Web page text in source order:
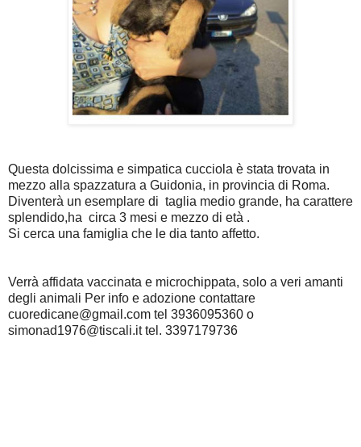
Questa dolcissima e simpatica cucciola è stata trovata in
mezzo alla spazzatura a Guidonia, in provincia di Roma.
Diventerà un esemplare di taglia medio grande, ha carattere
splendido,ha circa 3 mesi e mezzo di età .
Si cerca una famiglia che le dia tanto affetto.
Verrà affidata vaccinata e microchippata, solo a veri amanti
degli animali Per info e adozione contattare
cuoredicane@gmail.com tel 3936095360 o
simonad1976@tiscali.it tel. 3397179736